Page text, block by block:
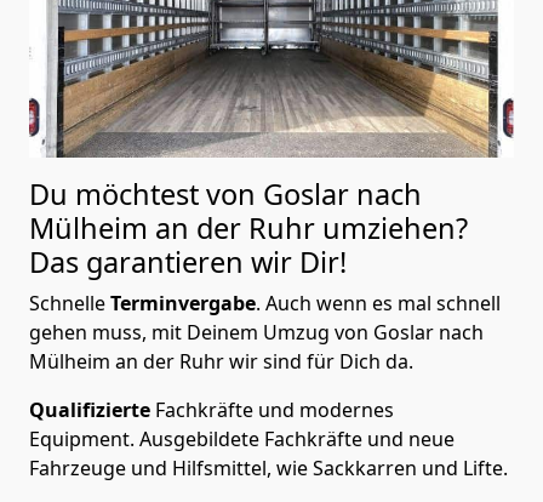
Du möchtest von Goslar nach
Mülheim an der Ruhr umziehen?
Das garantieren wir Dir!
SchnelleTerminvergabe. Auch wenn es mal schnell
gehen muss, mit Deinem Umzug von Goslar nach
Mülheim an der Ruhr wir sind für Dich da.
Qualifizierte Fachkräfte und modernes
Equipment. Ausgebildete Fachkräfte und neue
Fahrzeuge und Hilfsmittel, wie Sackkarren und Lifte.